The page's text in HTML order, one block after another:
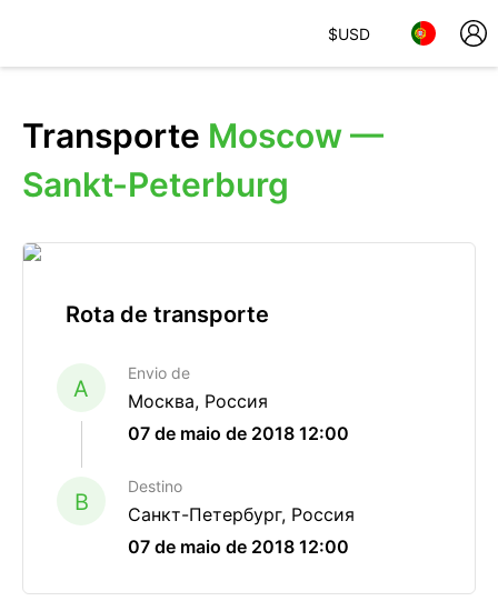
$USD
Transporte Moscow —
Sankt-Peterburg
Rota de transporte
A
Envio de
Москва, Россия
07 de maio de 2018 12:00
B
Destino
Санкт-Петербург, Россия
07 de maio de 2018 12:00